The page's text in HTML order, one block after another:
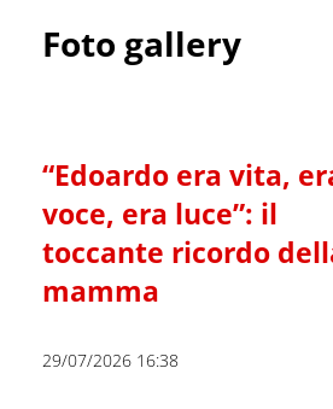
Foto gallery
“Edoardo era vita,
voce, era luce”: il
toccante ricordo
mamma
29/07/2026 16:38